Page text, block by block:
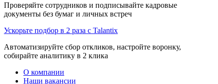
Проверяйте сотрудников и подписывайте кадровые
документы без бумаг и личных встреч
Ускорьте подбор в 2 раза с Talantix
Автоматизируйте сбор откликов, настройте воронку,
собирайте аналитику в 2 клика
О компании
Наши вакансии